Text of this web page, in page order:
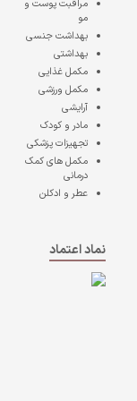
مراقبت پوست و
مو
بهداشت جنسی
بهداشتی
مکمل غذایی
مکمل ورزشی
آرایشی
مادر و کودک
تجهیزات پزشکی
مکمل های کمک
درمانی
عطر و ادکلن
نماد اعتماد